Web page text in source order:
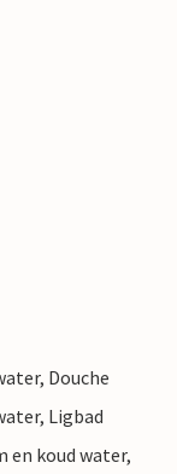
Douche
Ligbad
en koud water,